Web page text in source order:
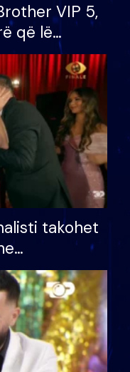
VIP 5,
që lë
për
takohet
ndonjë letër